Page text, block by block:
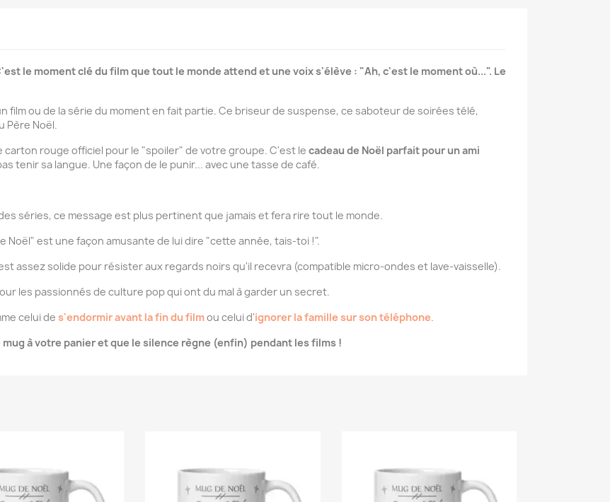
le moment clé du film que tout le monde attend et une voix s'élève : "Ah, c'est le moment où...". Le
film ou de la série du moment en fait partie. Ce briseur de suspense, ce saboteur de soirées télé,
Père Noël.
carton rouge officiel pour le "spoiler" de votre groupe. C'est le cadeau de Noël parfait pour un ami
tenir sa langue. Une façon de le punir... avec une tasse de café.
séries, ce message est plus pertinent que jamais et fera rire tout le monde.
Noël" est une façon amusante de lui dire "cette année, tais-toi !".
assez solide pour résister aux regards noirs qu'il recevra (compatible micro-ondes et lave-vaisselle).
les passionnés de culture pop qui ont du mal à garder un secret.
celui de s'endormir avant la fin du filmou celui d'ignorer la famille sur son téléphone.
à votre panier et que le silence règne (enfin) pendant les films !